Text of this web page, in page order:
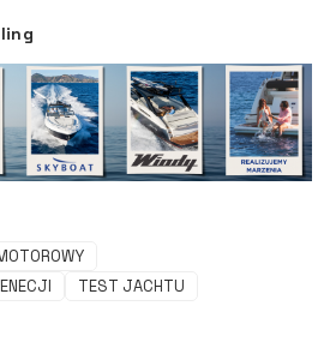
TEST JACHTU